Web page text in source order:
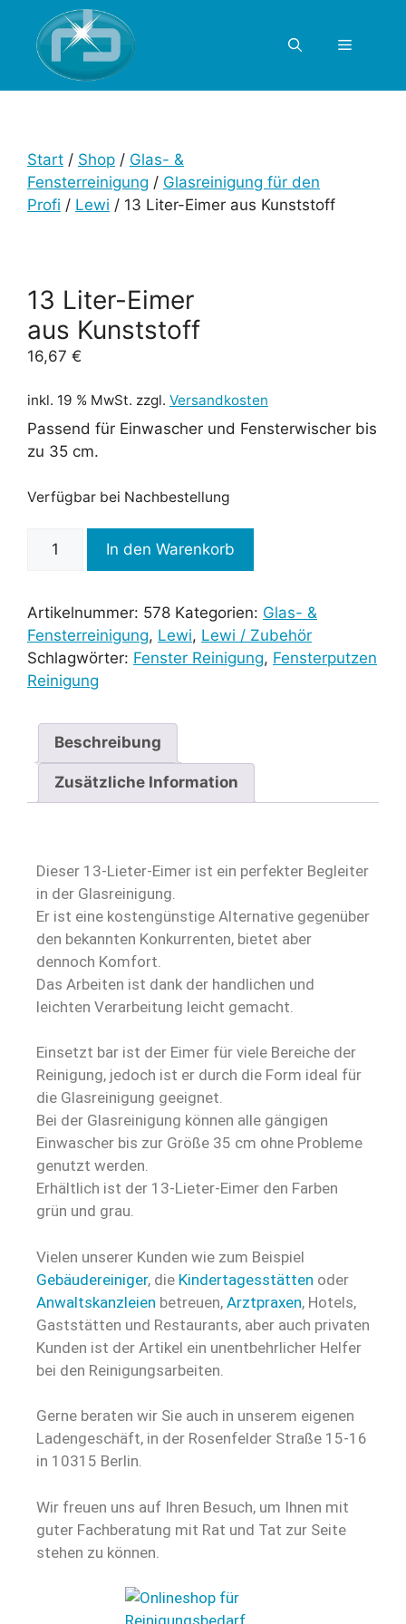
Start / Shop / Glas- &
Fensterreinigung / Glasreinigung für den
Profi / Lewi / 13 Liter-Eimer aus Kunststoff
13 Liter-Eimer
aus Kunststoff
16,67 €
inkl. 19 % MwSt. zzgl. Versandkosten
Passend für Einwascher und Fensterwischer bis
zu 35 cm.
Verfügbar bei Nachbestellung
In den Warenkorb
Artikelnummer: 578 Kategorien: Glas- &
Fensterreinigung, Lewi, Lewi / Zubehör
Schlagwörter: Fenster Reinigung, Fensterputzen
Reinigung
Beschreibung
Zusätzliche Information
Dieser 13-Lieter-Eimer ist ein perfekter Begleiter
in der Glasreinigung.
Er ist eine kostengünstige Alternative gegenüber
den bekannten Konkurrenten, bietet aber
dennoch Komfort.
Das Arbeiten ist dank der handlichen und
leichten Verarbeitung leicht gemacht.
Einsetzt bar ist der Eimer für viele Bereiche der
Reinigung, jedoch ist er durch die Form ideal für
die Glasreinigung geeignet.
Bei der Glasreinigung können alle gängigen
Einwascher bis zur Größe 35 cm ohne Probleme
genutzt werden.
Erhältlich ist der 13-Lieter-Eimer den Farben
grün und grau.
Vielen unserer Kunden wie zum Beispiel
Gebäudereiniger, die Kindertagesstätten oder
Anwaltskanzleien betreuen, Arztpraxen, Hotels,
Gaststätten und Restaurants, aber auch privaten
Kunden ist der Artikel ein unentbehrlicher Helfer
bei den Reinigungsarbeiten.
Gerne beraten wir Sie auch in unserem eigenen
Ladengeschäft, in der Rosenfelder Straße 15-16
in 10315 Berlin.
Wir freuen uns auf Ihren Besuch, um Ihnen mit
guter Fachberatung mit Rat und Tat zur Seite
stehen zu können.